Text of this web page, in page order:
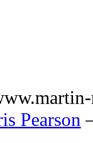
Pearson